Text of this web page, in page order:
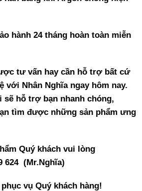
hành 24 tháng hoàn toàn miễn
tư vấn hay cần hỗ trợ bất cứ
với Nhân Nghĩa ngay hôm nay.
sẽ hỗ trợ bạn nhanh chóng,
tìm được những sản phẩm ưng
Quý khách vui lòng
624 (Mr.Nghĩa)
vụ Quý khách hàng!